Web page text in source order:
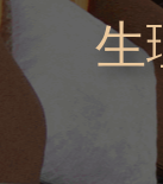
生